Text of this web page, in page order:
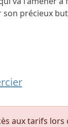
précieux
aux tarifs lors